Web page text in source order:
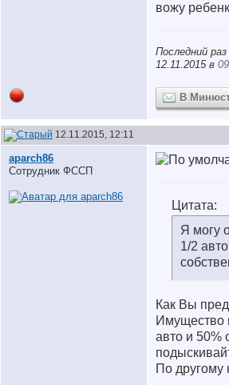
вожу
Последний
12.11.2015 в
В
12.11.2015, 12:11
aparch86
Сотрудник ФССП
Цитата:
Я могу
1/2
Как Вы
Имущество
авто и 50%
По другому